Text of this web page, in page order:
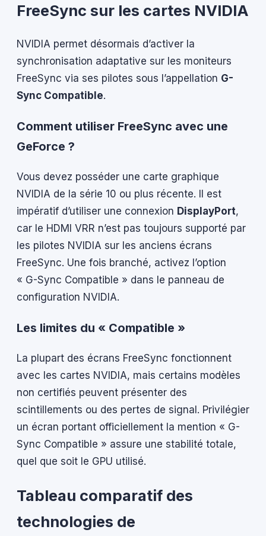
FreeSync sur les cartes NVIDIA
NVIDIA permet désormais d’activer la
synchronisation adaptative sur les moniteurs
FreeSync via ses pilotes sous l’appellation G-
Sync Compatible.
Comment utiliser FreeSync avec une
GeForce ?
Vous devez posséder une carte graphique
NVIDIA de la série 10 ou plus récente. Il est
impératif d’utiliser une connexion DisplayPort,
car le HDMI VRR n’est pas toujours supporté par
les pilotes NVIDIA sur les anciens écrans
FreeSync. Une fois branché, activez l’option
« G-Sync Compatible » dans le panneau de
configuration NVIDIA.
Les limites du « Compatible »
La plupart des écrans FreeSync fonctionnent
avec les cartes NVIDIA, mais certains modèles
non certifiés peuvent présenter des
scintillements ou des pertes de signal. Privilégier
un écran portant officiellement la mention « G-
Sync Compatible » assure une stabilité totale,
quel que soit le GPU utilisé.
Tableau comparatif des
technologies de